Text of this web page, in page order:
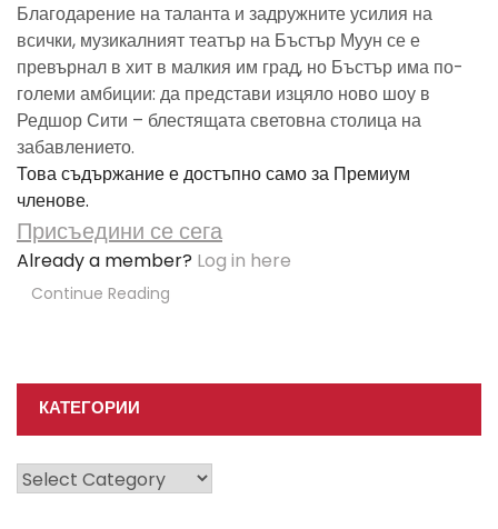
Благодарение на таланта и задружните усилия на
всички, музикалният театър на Бъстър Муун се е
превърнал в хит в малкия им град, но Бъстър има по-
големи амбиции: да представи изцяло ново шоу в
Редшор Сити – блестящата световна столица на
забавлението.
Това съдържание е достъпно само за Премиум
членове.
Присъедини се сега
Already a member? Log in here
Continue Reading
КАТЕГОРИИ
Категории